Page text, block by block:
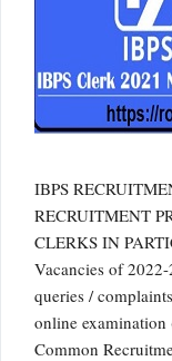
IBPS
RECRUITMENT
CLERKS IN
Vacancies of
queries /
online
Common